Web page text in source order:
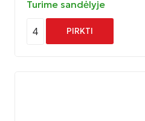
Turime sandėlyje
4 PIRKTI